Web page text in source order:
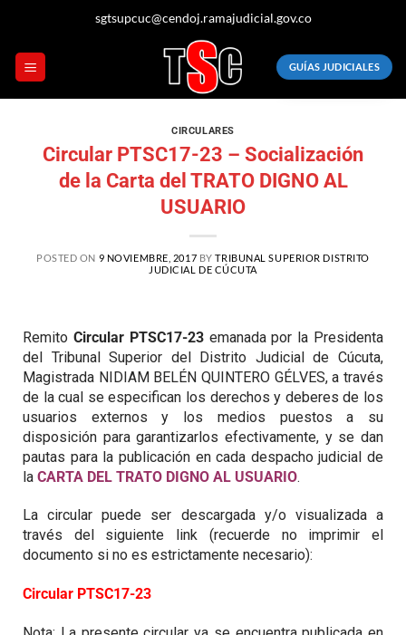
sgtsupcuc@cendoj.ramajudicial.gov.co
GUÍAS JUDICIALES
CIRCULARES
Circular PTSC17-23 – Socialización
de la Carta del TRATO DIGNO AL
USUARIO
POSTED ON 9 NOVIEMBRE, 2017 BYTRIBUNAL SUPERIOR DISTRITO
JUDICIAL DE CÚCUTA
Remito Circular PTSC17-23emanada por la Presidenta
del Tribunal Superior del Distrito Judicial de Cúcuta,
Magistrada NIDIAM BELÉN QUINTERO GÉLVES, a través
de la cual se especifican los derechos y deberes de los
usuarios externos y los medios puestos a su
disposición para garantizarlos efectivamente, y se dan
pautas para la publicación en cada despacho judicial de
la CARTA DEL TRATO DIGNO AL USUARIO.
La circular puede ser descargada y/o visualizada a
través del siguiente link (recuerde no imprimir el
documento si no es estrictamente necesario):
Circular PTSC17-23